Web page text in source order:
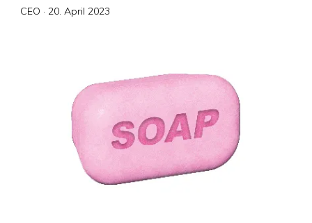
CEO · Veröffentlicht
20. April 2023